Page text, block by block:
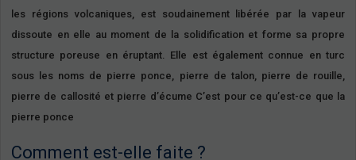
les régions volcaniques, est soudainement libérée par la vapeur
dissoute en elle au moment de la solidification et forme sa propre
structure poreuse en éruptant. Elle est également connue en turc
sous les noms de pierre ponce, pierre de talon, pierre de rouille,
pierre de callosité et pierre d’écume C’est pour ce qu’est-ce que la
pierre ponce
Comment est-elle faite ?